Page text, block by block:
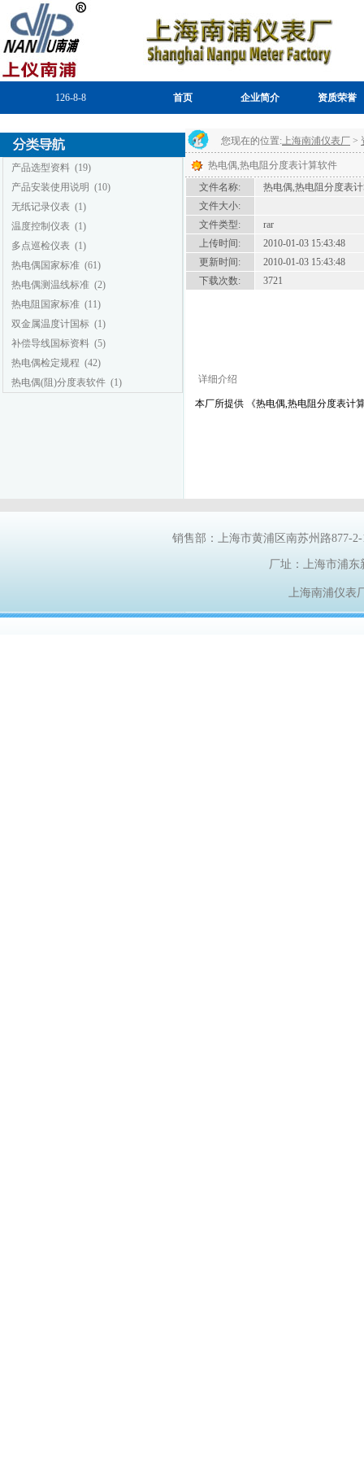
126-8-8 首页 企业简介 资质荣誉
产品选型资料 (19)
产品安装使用说明 (10)
无纸记录仪表 (1)
温度控制仪表 (1)
多点巡检仪表 (1)
热电偶国家标准 (61)
热电偶测温线标准 (2)
热电阻国家标准 (11)
双金属温度计国标 (1)
补偿导线国标资料 (5)
热电偶检定规程 (42)
热电偶(阻)分度表软件 (1)
您现在的位置:上海南浦仪表厂 >
热电偶,热电阻分度表计算软件
文件名称:
热电偶,热电阻分度表
文件大小:
文件类型:
rar
上传时间:
2010-01-03 15:43:48
更新时间:
2010-01-03 15:43:48
下载次数:
3721
详细介绍
本厂所提供 《热电偶,热电阻分度表计
销售部：上海市黄浦区南苏州路877-
厂址：上海市浦
上海南浦仪表